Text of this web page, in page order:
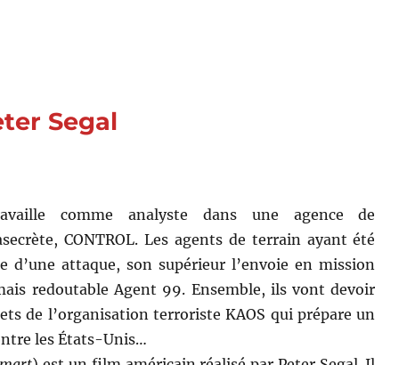
Segal
comme analyste dans une agence de
CONTROL. Les agents de terrain ayant été
d’une attaque, son supérieur l’envoie en mission
redoutable Agent 99. Ensemble, ils vont devoir
de l’organisation terroriste KAOS qui prépare un
les États-Unis…